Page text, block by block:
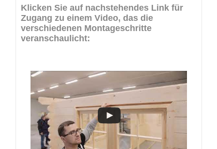
Klicken Sie auf nachstehendes Link für
Zugang zu einem Video, das die
verschiedenen Montageschritte
veranschaulicht: